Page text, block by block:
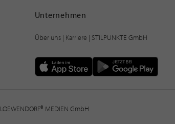
Unternehmen
Über uns| Karriere | STILPUNKTE GmbH
LOEWENDORF® MEDIEN GmbH